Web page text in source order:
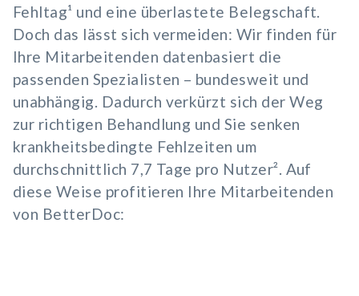
Fehltag¹ und eine überlastete Belegschaft.
Doch das lässt sich vermeiden: Wir finden für
Ihre Mitarbeitenden datenbasiert die
passenden Spezialisten – bundesweit und
unabhängig. Dadurch verkürzt sich der Weg
zur richtigen Behandlung und Sie senken
krankheitsbedingte Fehlzeiten um
durchschnittlich 7,7 Tage pro Nutzer². Auf
diese Weise profitieren Ihre Mitarbeitenden
von BetterDoc: